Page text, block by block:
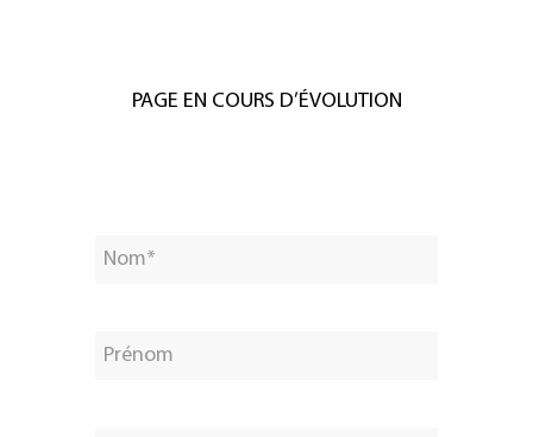
PAGE EN COURS D’ÉVOLUTION